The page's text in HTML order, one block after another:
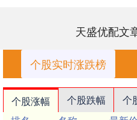
天盛优配文
个股实时涨跌榜
个股涨幅 个股跌幅 个